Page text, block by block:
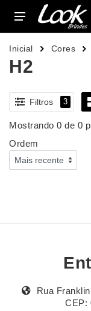
Inicial Cores
H2
Filtros 3
Mostrando 0 de 0
Ordem
Rua
CEP: